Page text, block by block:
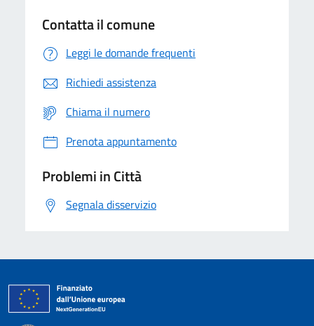
Contatta il comune
Leggi le domande frequenti
Richiedi assistenza
Chiama il numero
Prenota appuntamento
Problemi in Città
Segnala disservizio